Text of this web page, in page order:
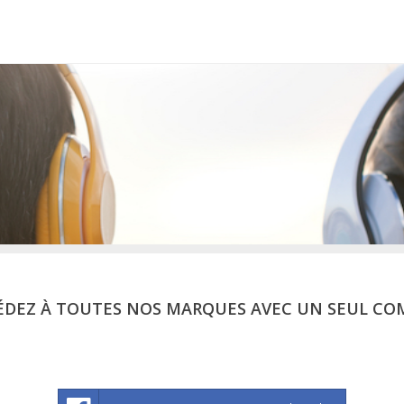
À TOUTES NOS MARQUES AVEC UN SEUL